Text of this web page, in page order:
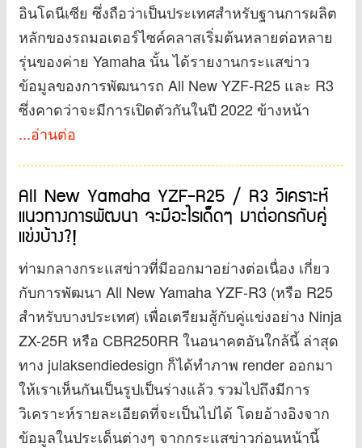
อินโดนีเซีย ซึ่งถือว่าเป็นประเทศสำหรับฐานการผลิต
หลักของรถมอเตอร์ไซค์คลาสเริ่มต้นหลายต่อหลาย
รุ่นของค่าย Yamaha นั้น ได้รายงานกระแสข่าว
ข้อมูลของการพัฒนารถ All New YZF-R25 และ R3
ซึ่งคาดว่าจะมีการเปิดตัวกันในปี 2022 ข้างหน้า
...อ่านต่อ
All New Yamaha YZF-R25 / R3 วิเคราะห์
แนวทางการพัฒนา จะมีอะไรเด็ดๆ มาต่อกรกับคู่
แข่งบ้าง?!
ท่ามกลางกระแสข่าวที่มีออกมาอย่างต่อเนื่อง เกี่ยว
กับการพัฒนา All New Yamaha YZF-R3 (หรือ R25
สำหรับบางประเทศ) เพื่อเตรียมสู้กับคู่แข่งอย่าง Ninja
ZX-25R หรือ CBR250RR ในอนาคตอันใกล้นี้ ล่าสุด
ทาง julaksendiedesign ก็ได้ทำภาพ render ออกมา
ให้เราเห็นกันเป็นรูปเป็นร่างแล้ว รวมไปถึงมีการ
วิเคราะห์รายละเอียดที่จะเป็นไปได้ โดยอ้างอิงจาก
ข้อมูลในประเด็นต่างๆ จากกระแสข่าวก่อนหน้านี้